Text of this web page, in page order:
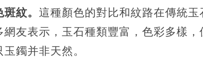
紋。 這種顏色的對比和紋路在傳統
友表示，玉石種類豐富，色彩多樣
鐲并非天然。